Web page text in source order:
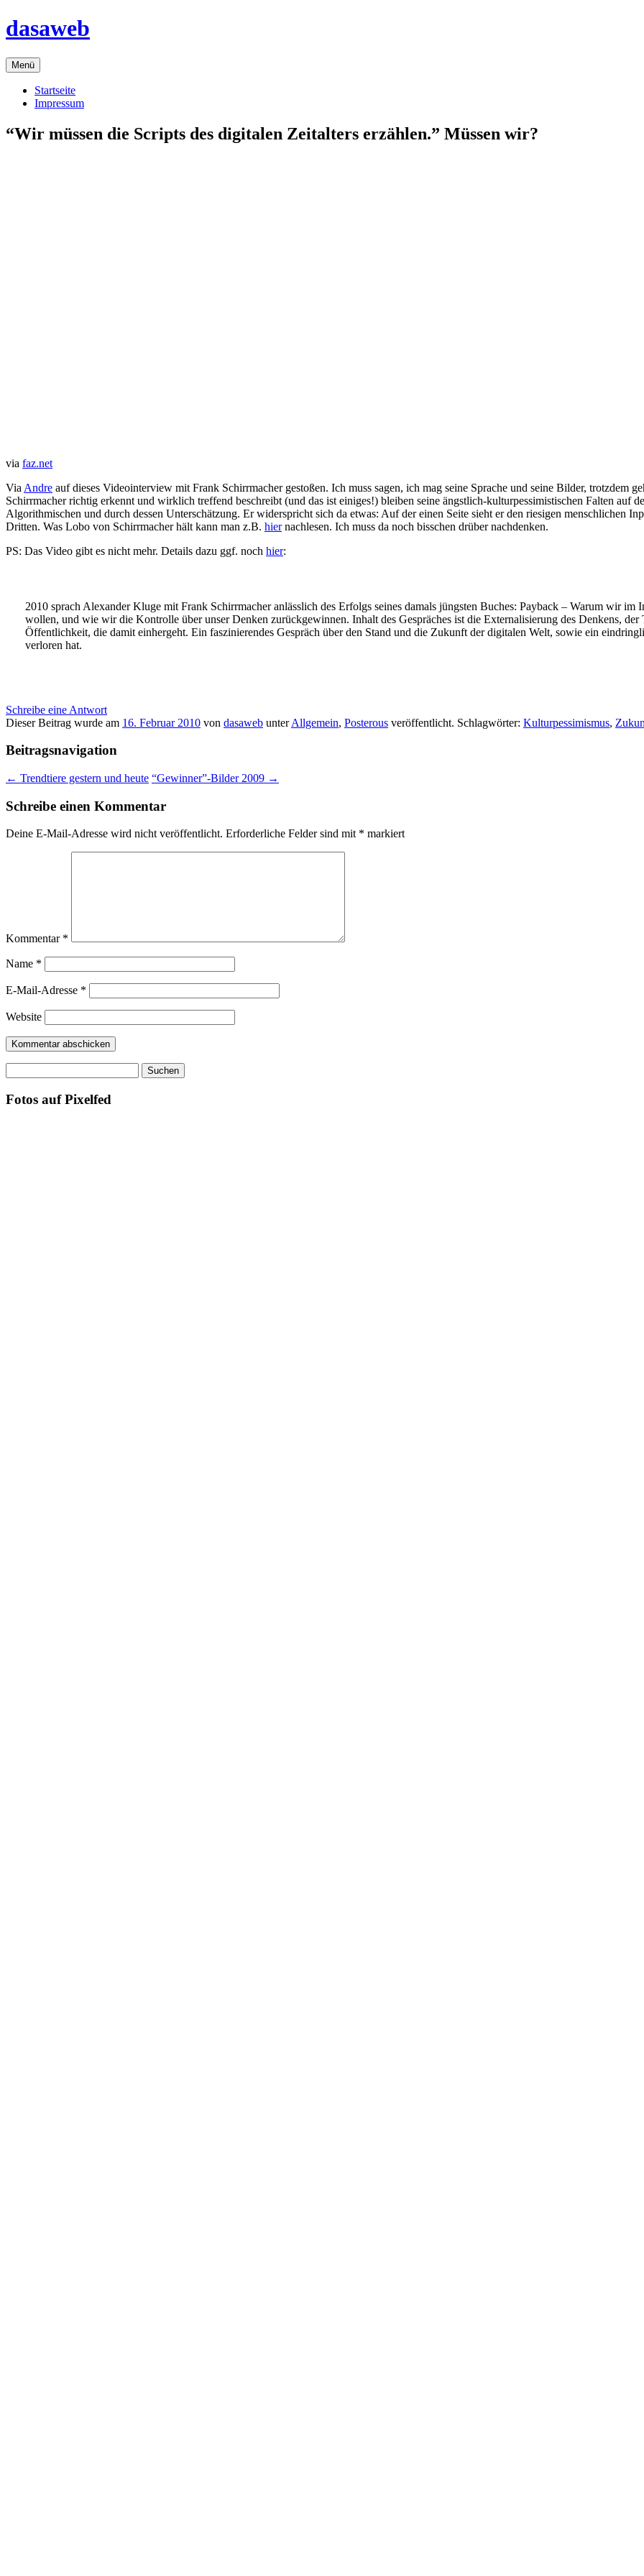
Zum
Inhalt
dasaweb
Menü
Startseite
Impressum
“Wir müssen die Scripts des digitalen Zeitalters erzählen.” Müssen wir?
via faz.net
Via Andre auf dieses Videointerview mit Frank Schirrmacher gestoßen. Ich muss sagen, ich mag seine Sprache und seine Bilder, trotzdem
Schirrmacher richtig erkennt und wirklich treffend beschreibt (und das ist einiges!) bleiben seine ängstlich-kulturpessimistischen Falten auf
Algorithmischen und durch dessen Unterschätzung. Er widerspricht sich da etwas: Auf der einen Seite sieht er den riesigen menschlichen
Dritten. Was Lobo von Schirrmacher hält kann man z.B. hiernachlesen. Ich muss da noch bisschen drüber nachdenken.
PS: Das Video gibt es nicht mehr. Details dazu ggf. noch hier:
2010 sprach Alexander Kluge mit Frank Schirrmacher anlässlich des Erfolgs seines damals jüngsten Buches: Payback – Warum wir
wollen, und wie wir die Kontrolle über unser Denken zurückgewinnen. Inhalt des Gespräches ist die Externalisierung des Denkens,
Öffentlichkeit, die damit einhergeht. Ein faszinierendes Gespräch über den Stand und die Zukunft der digitalen Welt, sowie ein
verloren hat.
Schreibe eine Antwort
Dieser Beitrag wurde am 16. Februar 2010 von dasaweb unterAllgemein, Posterous veröffentlicht. Schlagwörter: Kulturpessimismus,
Beitragsnavigation
← Trendtiere gestern und heute “Gewinner”-Bilder 2009 →
Schreibe einen Kommentar
Deine E-Mail-Adresse wird nicht veröffentlicht. Erforderliche Felder sind mit * markiert
Kommentar *
Name *
E-Mail-Adresse *
Website
nach:
Fotos auf Pixelfed